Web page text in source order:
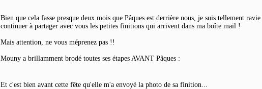
Bien que cela fasse presque deux mois que Pâques est derrière nous, je suis tellement ravie
continuer à partager avec vous les petites finitions qui arrivent dans ma boîte mail !
Mais attention, ne vous méprenez pas !!
Mouny a brillamment brodé toutes ses étapes AVANT Pâques :
Et c'est bien avant cette fête qu'elle m'a envoyé la photo de sa finition...